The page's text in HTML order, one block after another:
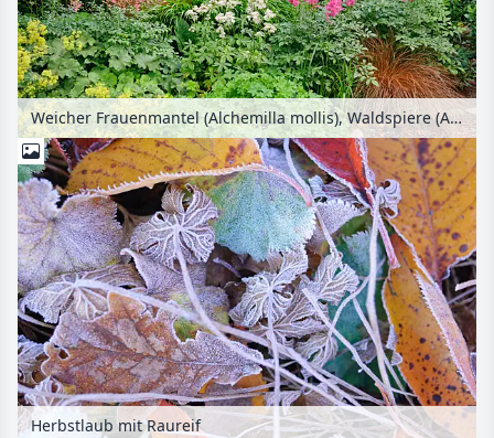
Weicher Frauenmantel (Alchemilla mollis), Waldspiere (Astilbe), Sterndolde (Astrantia), Neuseeland-Segge (Carex tenuiculmis) und Samthortensie (Hydrangea aspera subsp. sargentiana)
Herbstlaub mit Raureif